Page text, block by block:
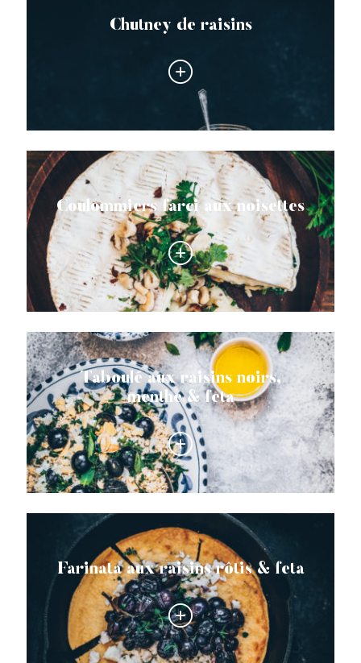
Chutney de raisins
Coulommiers farci aux noisettes
Taboulé aux raisins noirs,
menthe & feta
Farinata aux raisins rôtis & feta